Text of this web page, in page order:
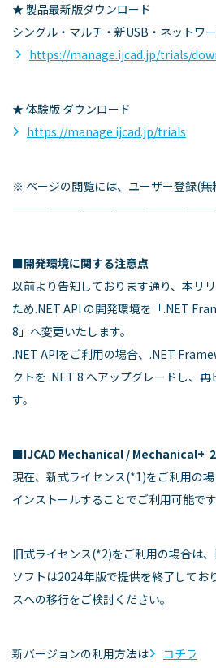
★ 製品最新版ダウンロード
シングル・マルチ・新USB・ネットワ
https://manage.ijcad.jp/trials/
★ 体験版 ダウンロード
https://manage.ijcad.jp/trials
※ ページの閲覧には、ユーザー登録(無
■開発環境に関する注意点
以前より告知しております通り、本リ
ため.NET API の開発環境を「.NET
8」へ変更いたします。
.NET APIをご利用の場合、.NET
クトを .NET 8 へアップグレードし、
す。
■IJCAD Mechanical / Mechanical+
現在、新式ライセンス(*1)をご利用の
インストールすることでご利用可能です
旧式ライセンス(*2)をご利用の場合は
ソフトは2024年版で提供を終了してお
スへの移行をご検討ください。
新バージョンの利用方法は コチラ